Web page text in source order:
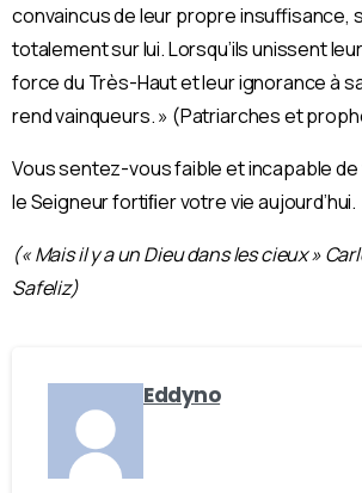
convaincus de leur propre insuffisance,
totalement sur lui. Lorsqu’ils unissent
force du Très-Haut et leur ignorance à
rend vainqueurs. » (Patriarches et
Vous sentez-vous faible et incapable de
le Seigneur fortiﬁer votre vie aujourd’hui.
(« Mais il y a un Dieu dans les cieux »
Safeliz)
Eddyno